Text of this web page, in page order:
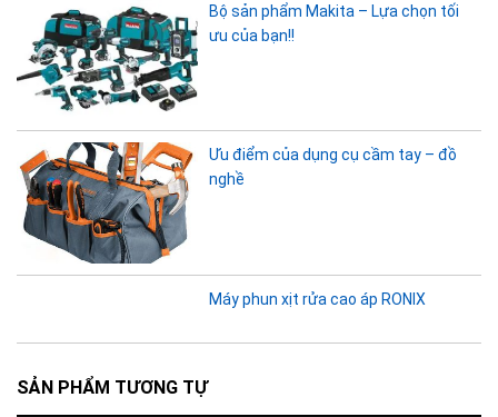
Bộ sản phẩm Makita – Lựa chọn tối
ưu của bạn!!
Ưu điểm của dụng cụ cầm tay – đồ
nghề
Máy phun xịt rửa cao áp RONIX
SẢN PHẨM TƯƠNG TỰ